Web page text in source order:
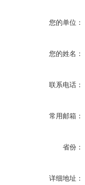
您的单位：
您的姓名：
联系电话：
常用邮箱：
省份：
详细地址：